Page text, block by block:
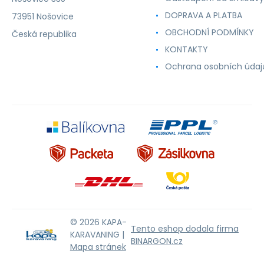
73951 Nošovice
Česká republika
DOPRAVA A PLATBA
OBCHODNÍ PODMÍNKY
KONTAKTY
Ochrana osobních
© 2026 KAPA-
KARAVANING |
Mapa stránek
Tento eshop dodala firma
BINARGON.cz